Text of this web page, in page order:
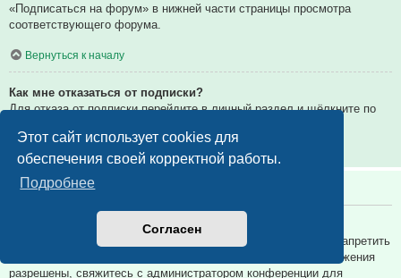
Этот сайт использует cookies для
обеспечения своей корректной работы.
Подробнее
Согласен
«Подписаться на форум» в нижней части страницы просмотра
соответствующего форума.
Вернуться к началу
Как мне отказаться от подписки?
Для отказа от подписки перейдите в личный раздел и щёлкните по
Вернуться к началу
Вложения
Какие вложения разрешены на этой конференции?
Администратор каждой конференции может разрешить или запретить
определённые типы вложений. Если вы не знаете, какие вложения
разрешены, свяжитесь с администратором конференции для